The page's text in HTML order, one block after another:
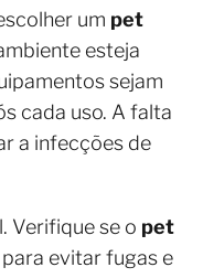
um pet
esteja
sejam
cada uso. A falta
a infecções de
Verifique se o pet
evitar fugas e